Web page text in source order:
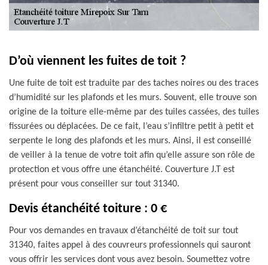
D’où viennent les fuites de toit ?
Une fuite de toit est traduite par des taches noires ou des traces
d’humidité sur les plafonds et les murs. Souvent, elle trouve son
origine de la toiture elle-même par des tuiles cassées, des tuiles
fissurées ou déplacées. De ce fait, l’eau s’infiltre petit à petit et
serpente le long des plafonds et les murs. Ainsi, il est conseillé
de veiller à la tenue de votre toit afin qu’elle assure son rôle de
protection et vous offre une étanchéité. Couverture J.T est
présent pour vous conseiller sur tout 31340.
Devis étanchéité toiture : 0 €
Pour vos demandes en travaux d’étanchéité de toit sur tout
31340, faites appel à des couvreurs professionnels qui sauront
vous offrir les services dont vous avez besoin. Soumettez votre